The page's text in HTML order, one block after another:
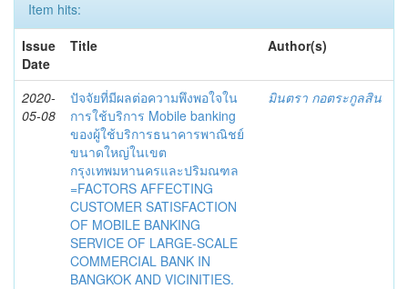
Item hits:
Issue
Date
Title Author(s)
2020-
05-08
ปัจจัยที่มีผลต่อความพึงพอใจใน
การใช้บริการ Mobile banking
ของผู้ใช้บริการธนาคารพาณิชย์
ขนาดใหญ่ในเขต
กรุงเทพมหานครและปริมณฑล
=FACTORS AFFECTING
CUSTOMER SATISFACTION
OF MOBILE BANKING
SERVICE OF LARGE-SCALE
COMMERCIAL BANK IN
BANGKOK AND VICINITIES.
มินตรา กอตระกูลสิน